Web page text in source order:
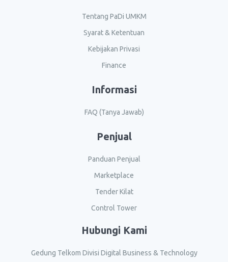
Tentang PaDi UMKM
Syarat & Ketentuan
Kebijakan Privasi
Finance
Informasi
FAQ (Tanya Jawab)
Penjual
Panduan Penjual
Marketplace
Tender Kilat
Control Tower
Hubungi Kami
Gedung Telkom Divisi Digital Business & Technology